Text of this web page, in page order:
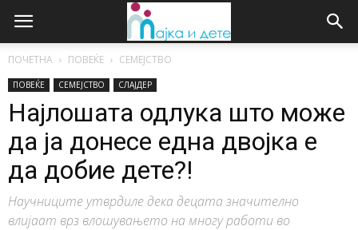
ПОЧЕТНА ПОВЕЌЕ СЕМЕЈСТВО
ПОВЕЌЕ СЕМЕЈСТВО СЛАЈДЕР
Најлошата одлука што може
да ја донесе една двојка е
да добие дете?!
Научниците утврдиле дека децата значително
влијаат врз влошувањето на многу работи во